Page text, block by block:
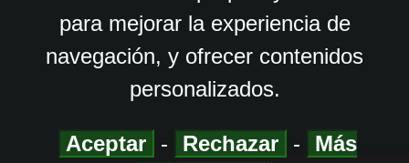
para mejorar la experiencia de
navegación, y ofrecer contenidos
personalizados.
Aceptar - Rechazar - Más